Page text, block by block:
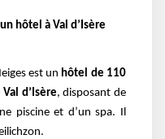
hôtel à Val d’Isère
est un hôtel de 110
d’Isère, disposant de
piscine et d’un spa. Il